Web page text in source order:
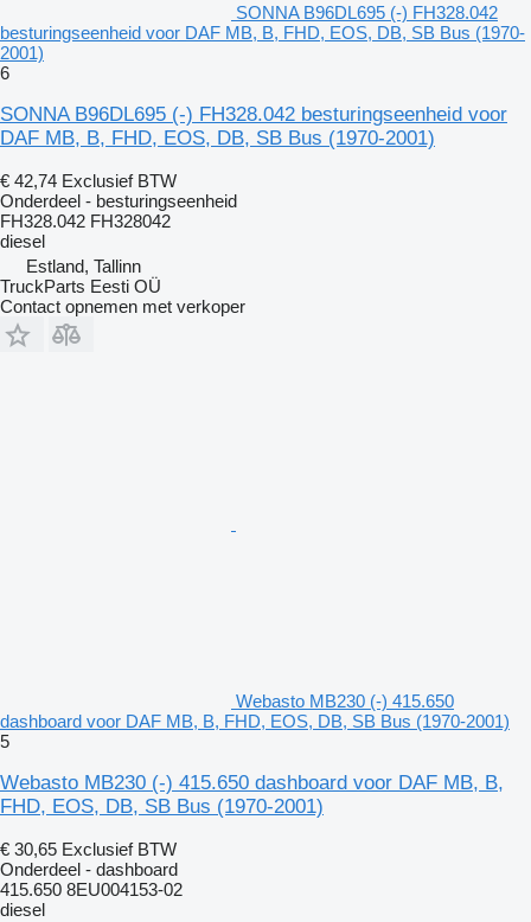
SONNA B96DL695 (-) FH328.042
besturingseenheid voor DAF MB, B, FHD, EOS, DB, SB Bus (1970-
2001)
6
SONNA B96DL695 (-) FH328.042 besturingseenheid voor
DAF MB, B, FHD, EOS, DB, SB Bus (1970-2001)
€ 42,74 Exclusief BTW
Onderdeel - besturingseenheid
FH328.042 FH328042
diesel
Estland, Tallinn
TruckParts Eesti OÜ
Contact opnemen met verkoper
Webasto MB230 (-) 415.650
dashboard voor DAF MB, B, FHD, EOS, DB, SB Bus (1970-2001)
5
Webasto MB230 (-) 415.650 dashboard voor DAF MB, B,
FHD, EOS, DB, SB Bus (1970-2001)
€ 30,65 Exclusief BTW
Onderdeel - dashboard
415.650 8EU004153-02
diesel